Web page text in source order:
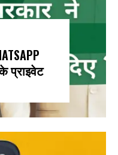
प्राइवेट